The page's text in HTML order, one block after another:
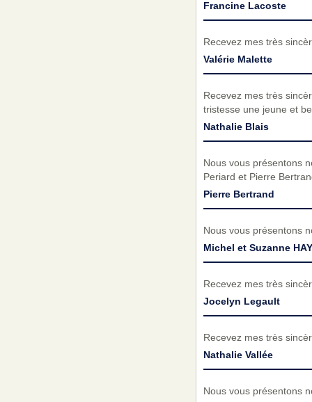
Francine Lacoste
Recevez mes très
Valérie Malette
Recevez mes très
tristesse une jeune et
Nathalie Blais
Nous vous présentons
Periard et Pierre
Pierre Bertrand
Nous vous présentons
Michel et Suzanne HAY
Recevez mes très
Jocelyn Legault
Recevez mes très
Nathalie Vallée
Nous vous présentons